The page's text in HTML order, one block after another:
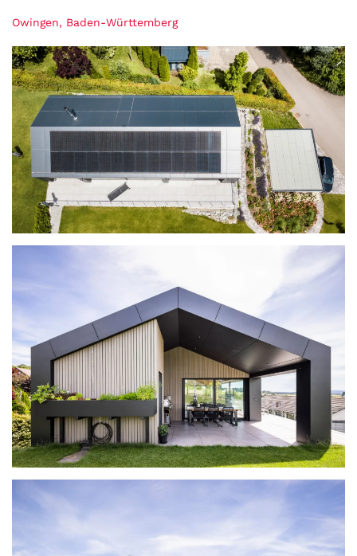
Owingen, Baden-Württemberg
ansehen
ansehen